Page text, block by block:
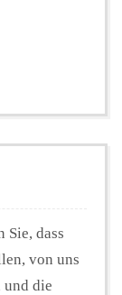
Sie, dass
von uns
und die